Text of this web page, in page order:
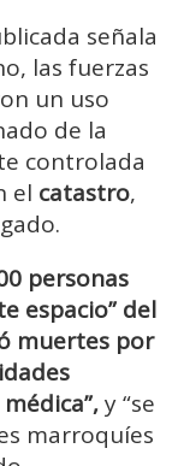
señala
las fuerzas
un uso
de la
controlada
el catastro,
personas
espacio” del
muertes por
y “se
marroquíes